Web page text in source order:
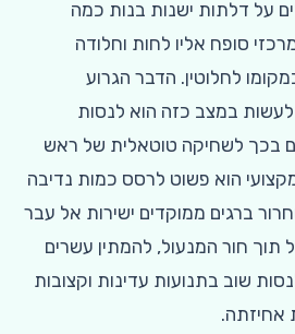
על דלתות ישנות בנות כמה
סופח אליו לחות וחלודה
לחלוטין. הדבר הגרוע
לעשות במצב כזה הוא לנסות
בכך לשחיקה טוטאלית של ראש
הוא פשוט לרסס כמות נדיבה
ברגים ממוקדים ישירות אל עבר
תוך חור המנעול, להמתין עשרים
שוב בתנועות עדינות וקצובות
אחיזתה.